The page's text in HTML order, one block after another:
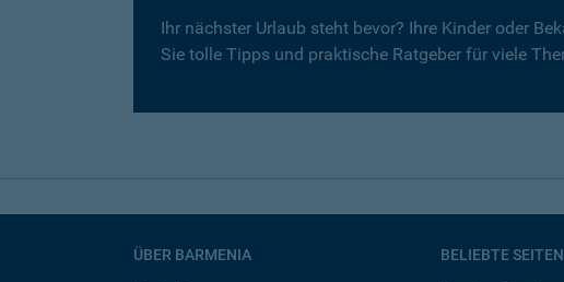
Ihr nächster Urlaub steht bevor? Ihre Kinder oder
Sie tolle Tipps und praktische Ratgeber für viele
ÜBER BARMENIA BELIEBTE SEITEN